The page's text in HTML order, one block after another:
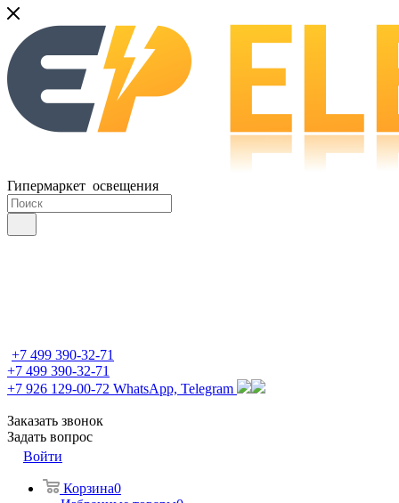
Гипермаркет освещения
+7 499 390-32-71
+7 499 390-32-71
+7 926 129-00-72 WhatsApp, Telegram
Заказать звонок
Задать вопрос
Войти
Корзина0